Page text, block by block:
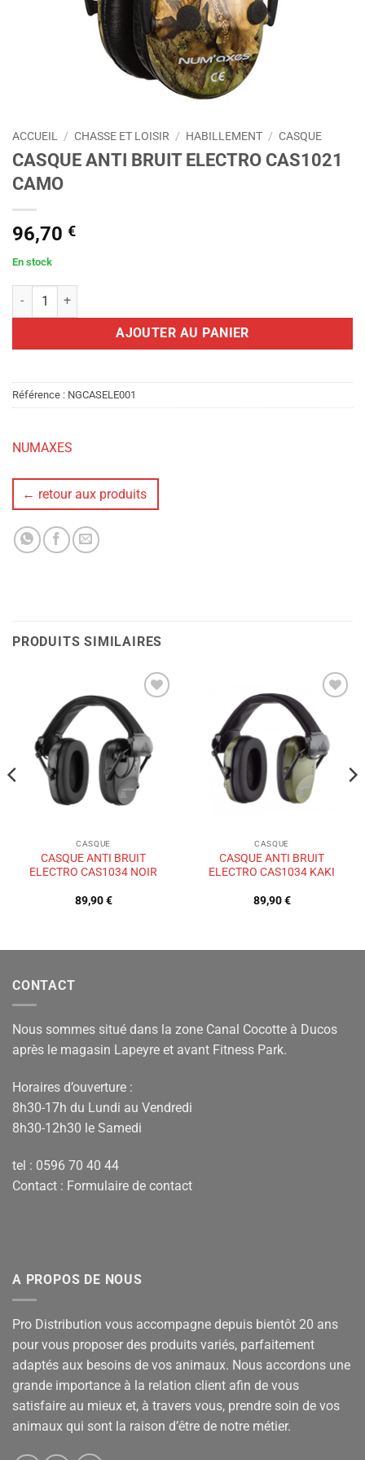
ACCUEIL / CHASSE ET LOISIR / HABILLEMENT / CASQUE
CASQUE ANTI BRUIT ELECTRO CAS1021
CAMO
96,70 €
En stock
quantité de CASQUE ANTI BRUIT ELECTRO CAS1021 CAMO
AJOUTER AU PANIER
Référence : NGCASELE001
NUMAXES
← retour aux produits
PRODUITS SIMILAIRES
à la liste
de
souhaits
CASQUE
CASQUE ANTI BRUIT
ELECTRO CAS1034 NOIR
89,90€
à la liste
de
souhaits
CASQUE
CASQUE ANTI BRUIT
ELECTRO CAS1034 KAKI
89,90€
CONTACT
Nous sommes situé dans la zone Canal Cocotte à Ducos
après le magasin Lapeyre et avant Fitness Park.
Horaires d’ouverture :
8h30-17h du Lundi au Vendredi
8h30-12h30 le Samedi
tel : 0596 70 40 44
Contact : Formulaire de contact
A PROPOS DE NOUS
Pro Distribution vous accompagne depuis bientôt 20 ans
pour vous proposer des produits variés, parfaitement
adaptés aux besoins de vos animaux. Nous accordons une
grande importance à la relation client afin de vous
satisfaire au mieux et, à travers vous, prendre soin de vos
animaux qui sont la raison d’être de notre métier.